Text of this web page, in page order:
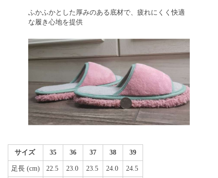
ふかふかとした厚みのある底材で、疲れにくく快適
な履き心地を提供
サイズ 35 36 37 38 39
足長 (cm) 22.5 23.0 23.5 24.0 24.5